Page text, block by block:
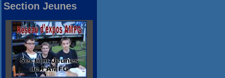
Section Jeunes